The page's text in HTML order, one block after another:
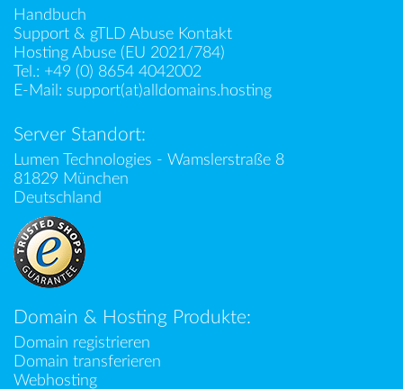
Handbuch
Support & gTLD Abuse Kontakt
Hosting Abuse (EU 2021/784)
Tel.: +49 (0) 8654 4042002
E-Mail: support(at)alldomains.hosting
Server Standort:
Lumen Technologies - Wamslerstraße 8
81829 München
Deutschland
Domain & Hosting Produkte:
Domain registrieren
Domain transferieren
Webhosting